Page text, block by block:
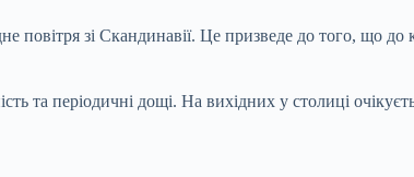
зі Скандинавії. Це призведе до того, що до
та періодичні дощі. На вихідних у столиці